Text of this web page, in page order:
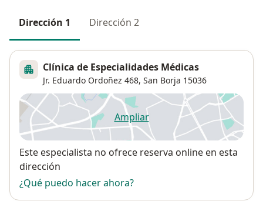
Dirección 1 Dirección 2
Clínica de Especialidades Médicas
Jr. Eduardo Ordoñez 468, San Borja 15036
Ampliarse abre en una nueva
Disponibilidad
Este especialista no ofrece reserva online en esta
dirección
¿Qué puedo hacer ahora?